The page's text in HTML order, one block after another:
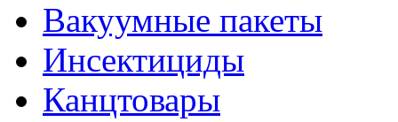
Вакуумные пакеты
Инсектициды
Канцтовары